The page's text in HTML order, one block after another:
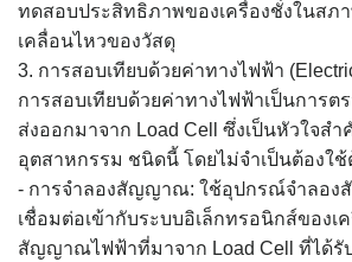
ทดสอบประสิทธิภาพของเครื่องชั่งในสภ
เคลื่อนไหวของวัสดุ
3. การสอบเทียบด้วยค่าทางไฟฟ้า
การสอบเทียบด้วยค่าทางไฟฟ้าเป็นการ
ส่งออกมาจาก Load Cell ซึ่งเป็นหัวใจสำ
อุตสาหกรรม ชนิดนี้ โดยไม่จำเป็นต้องใ
- การจำลองสัญญาณ: ใช้อุปกรณ์จำลอง
เชื่อมต่อเข้ากับระบบอิเล็กทรอนิกส์ของเ
สัญญาณไฟฟ้าที่มาจาก Load Cell ที่ได้รั